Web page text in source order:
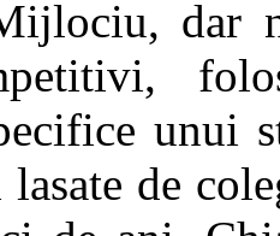
dar
unui
de